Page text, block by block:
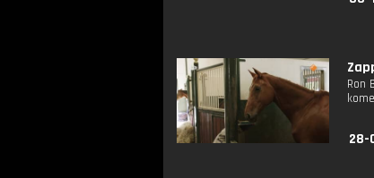
Ron
28-